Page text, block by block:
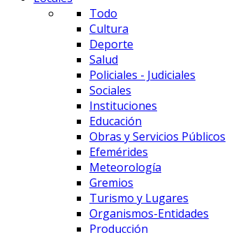
Todo
Cultura
Deporte
Salud
Policiales - Judiciales
Sociales
Instituciones
Educación
Obras y Servicios Públicos
Efemérides
Meteorología
Gremios
Turismo y Lugares
Organismos-Entidades
Producción